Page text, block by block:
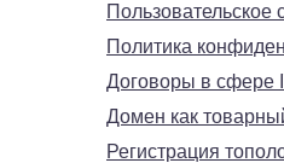
Пользовательское
Политика
Договоры в сфере
Домен как
Регистрация